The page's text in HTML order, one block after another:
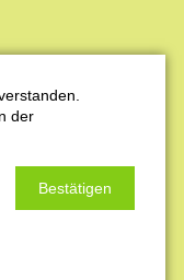
der
Bestätigen